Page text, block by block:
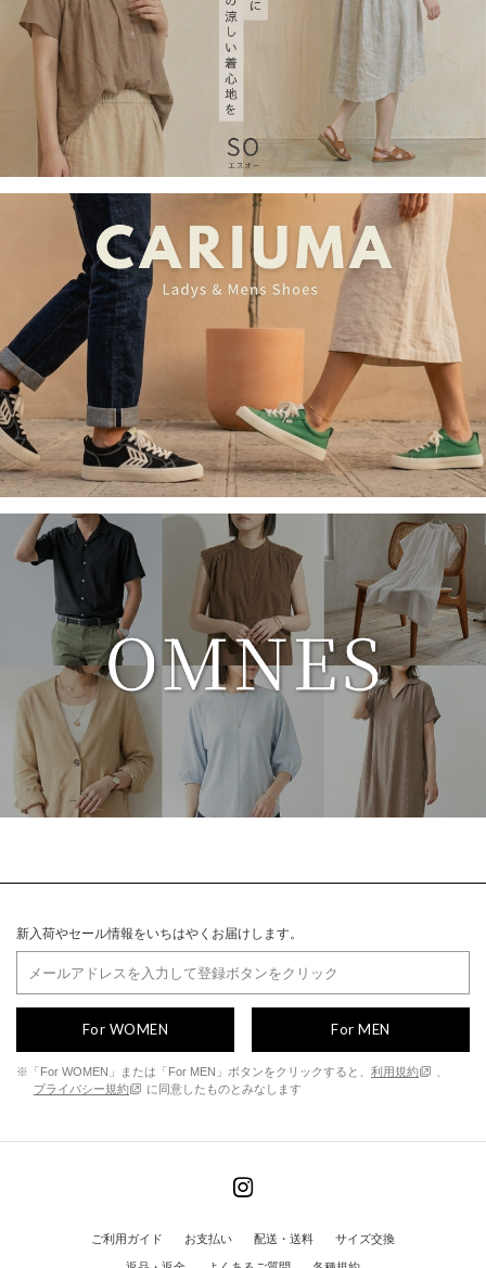
新入荷やセール情報をいちはやくお届けします。
For WOMEN For MEN
※「For WOMEN」または「For MEN」ボタンをクリックすると、 利用規約
プライバシー規約
に同意したものとみなします
ご利用ガイド お支払い 配送・送料 サイズ交換